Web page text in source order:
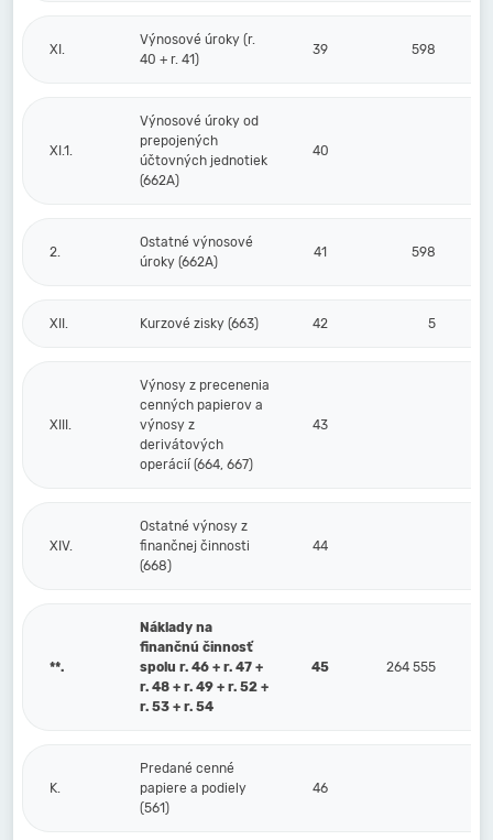
XI.
Výnosové úroky (r.
40 + r. 41)
39 598
XI.1.
Výnosové úroky od
prepojených
účtovných jednotiek
(662A)
40
2.
Ostatné výnosové
úroky (662A)
41 598
XII. Kurzové zisky (663) 42 5
XIII.
Výnosy z precenenia
cenných papierov a
výnosy z
derivátových
operácií (664, 667)
43
XIV.
Ostatné výnosy z
finančnej činnosti
(668)
44
**.
Náklady na
finančnú činnosť
spolu r. 46 + r. 47 +
r. 48 + r. 49 + r. 52 +
r. 53 + r. 54
45 264 555
K.
Predané cenné
papiere a podiely
(561)
46